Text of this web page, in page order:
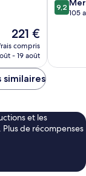
Le
nouveau
prix
de
221 €
compris
- 19 août
sur
9,2
105
similaires
et les
de récompenses